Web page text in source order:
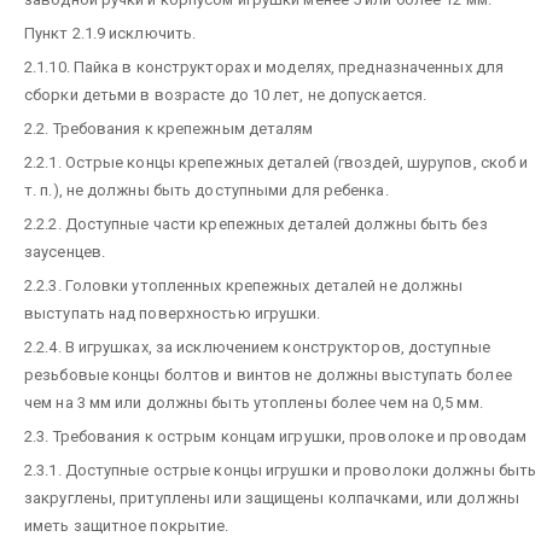
Пункт 2.1.9 исключить.
2.1.10. Пайка в конструкторах и моделях, предназначенных для
сборки детьми в возрасте до 10 лет, не допускается.
2.2. Требования к крепежным деталям
2.2.1. Острые концы крепежных деталей (гвоздей, шурупов, скоб и
т. п.), не должны быть доступными для ребенка.
2.2.2. Доступные части крепежных деталей должны быть без
заусенцев.
2.2.3. Головки утопленных крепежных деталей не должны
выступать над поверхностью игрушки.
2.2.4. В игрушках, за исключением конструкторов, доступные
резьбовые концы болтов и винтов не должны выступать более
чем на 3 мм или должны быть утоплены более чем на 0,5 мм.
2.3. Требования к острым концам игрушки, проволоке и проводам
2.3.1. Доступные острые концы игрушки и проволоки должны быть
закруглены, притуплены или защищены колпачками, или должны
иметь защитное покрытие.